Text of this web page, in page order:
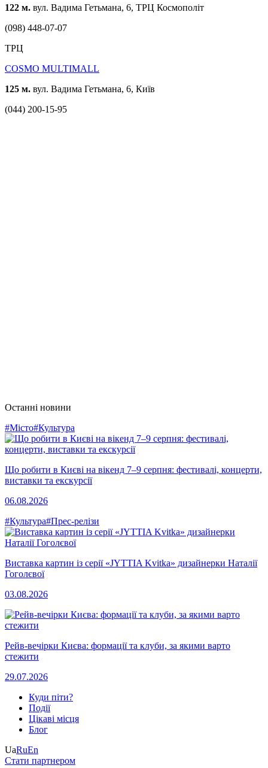
122 м. вул. Вадима Гетьмана, 6, ТРЦ Космополіт
(098) 448-07-07
ТРЦ
COSMO MULTIMALL
125 м. вул. Вадима Гетьмана, 6, Київ
(044) 200-15-95
Останні новини
#Місто#Культура
Що робити в Києві на вікенд 7–9 серпня: фестивалі, концерти,
виставки та екскурсії
06.08.2026
#Культура#Прес-релізи
Виставка картин із серії «JYTTIA Kvitka» дизайнерки Наталії
Гоголєвої
03.08.2026
Рейв-вечірки Києва: формації та клуби, за якими варто
стежити
29.07.2026
Куди піти?
Події
Цікаві місця
Блог
UaRuEn
Стати партнером